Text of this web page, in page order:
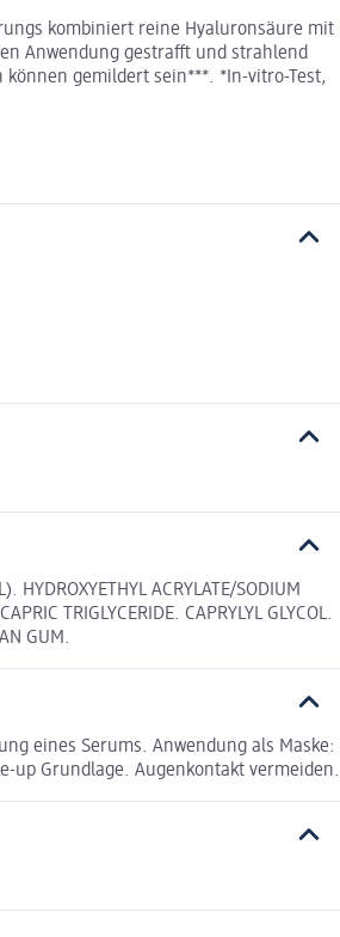
kombiniert reine Hyaluronsäure mit
Anwendung gestrafft und strahlend
gemildert sein***. *In-vitro-Test,
HYDROXYETHYL ACRYLATE/SODIUM
TRIGLYCERIDE. CAPRYLYL GLYCOL.
GUM.
eines Serums. Anwendung als Maske:
up Grundlage. Augenkontakt vermeiden.